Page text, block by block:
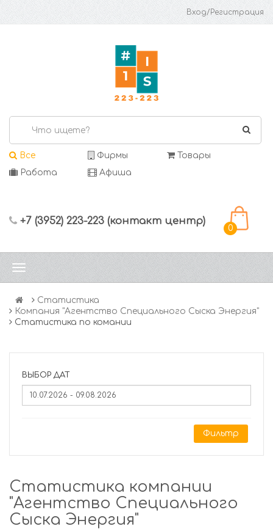
Вход/Регистрация
Все Фирмы
Товары
Работа
Афиша
+7 (3952) 223-223 (контакт центр)
0
Статистика
Компания "Агентство Специального Сыска Энергия"
Статистика по комании
ВЫБОР ДАТ
Фильтр
Статистика компании
"Агентство Специального
Сыска Энергия"